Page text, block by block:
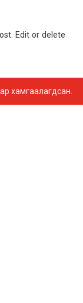
Edit or delete
хамгаалагдсан.